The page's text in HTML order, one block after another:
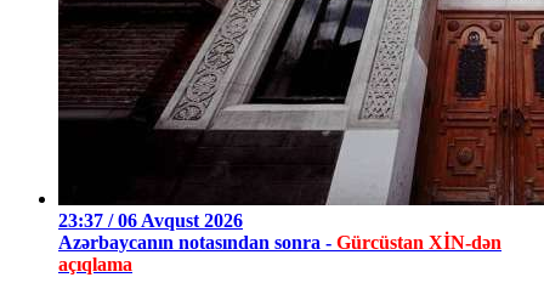
23:37 / 06 Avqust 2026
Azərbaycanın notasından sonra - Gürcüstan XİN-dən
açıqlama